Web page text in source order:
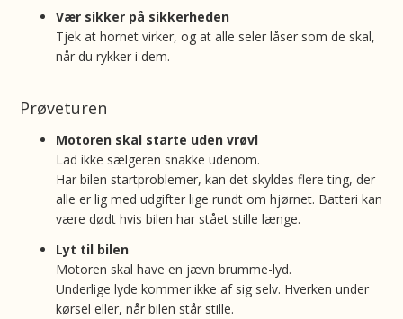
Vær sikker på sikkerheden
Tjek at hornet virker, og at alle seler låser som de skal,
når du rykker i dem.
Prøveturen
Motoren skal starte uden vrøvl
Lad ikke sælgeren snakke udenom.
Har bilen startproblemer, kan det skyldes flere ting, der
alle er lig med udgifter lige rundt om hjørnet. Batteri kan
være dødt hvis bilen har stået stille længe.
Lyt til bilen
Motoren skal have en jævn brumme-lyd.
Underlige lyde kommer ikke af sig selv. Hverken under
kørsel eller, når bilen står stille.